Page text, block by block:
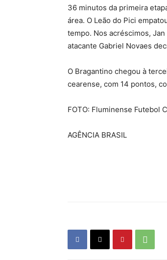
36 minutos da primeira
área. O Leão do Pici
tempo. Nos acréscimos,
atacante Gabriel Novaes
O Bragantino chegou à
cearense, com 14 pontos,
FOTO: Fluminense Futebol
AGÊNCIA BRASIL